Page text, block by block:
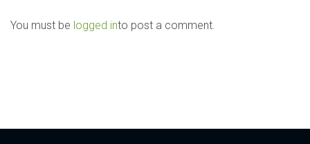
You must be logged into post a comment.